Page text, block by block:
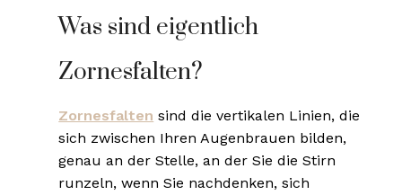
Was sind eigentlich
Zornesfalten?
Zornesfalten sind die vertikalen Linien, die
sich zwischen Ihren Augenbrauen bilden,
genau an der Stelle, an der Sie die Stirn
runzeln, wenn Sie nachdenken, sich